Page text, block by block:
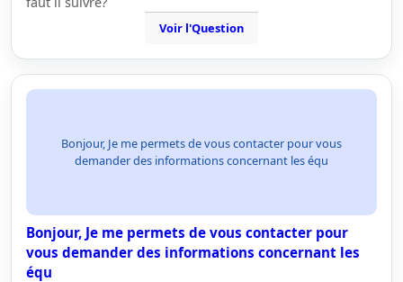
Voir l'Question
Bonjour, Je me permets de vous contacter pour vous
demander des informations concernant les équ
Bonjour, Je me permets de vous contacter pour
vous demander des informations concernant les
équ